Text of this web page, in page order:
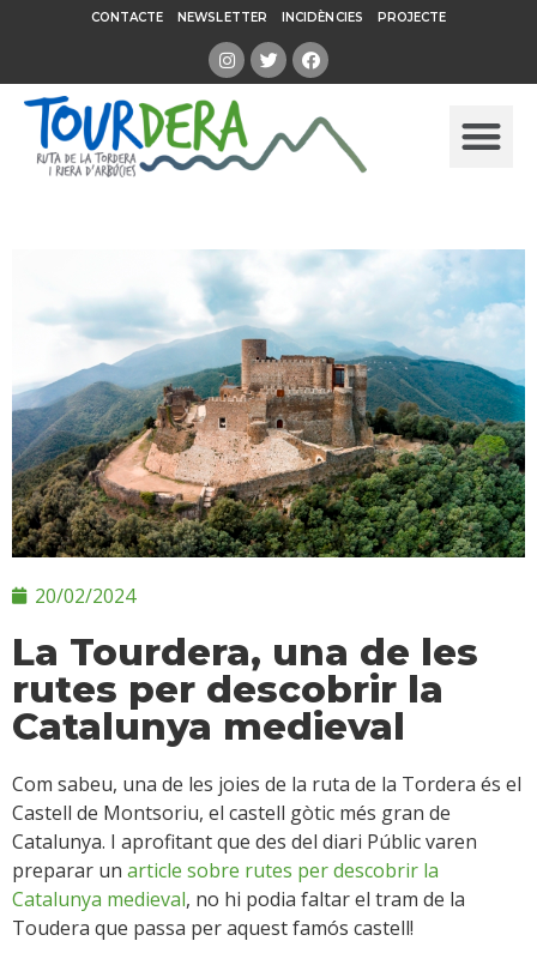
CONTACTE NEWSLETTER INCIDÈNCIES PROJECTE
20/02/2024
La Tourdera, una de les
rutes per descobrir la
Catalunya medieval
Com sabeu, una de les joies de la ruta de la Tordera és el
Castell de Montsoriu, el castell gòtic més gran de
Catalunya. I aprofitant que des del diari Públic varen
preparar un article sobre rutes per descobrir la
Catalunya medieval, no hi podia faltar el tram de la
Toudera que passa per aquest famós castell!